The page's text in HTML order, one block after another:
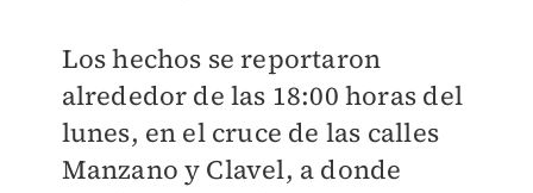
Los hechos se reportaron
alrededor de las 18:00 horas del
lunes, en el cruce de las calles
Manzano y Clavel, a donde